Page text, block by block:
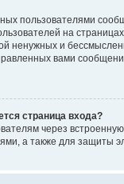
пользователями
на
ненужных и
вами
страница входа?
через
а также для защиты